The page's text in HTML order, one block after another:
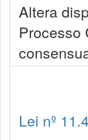
Altera
Processo
Lei nº